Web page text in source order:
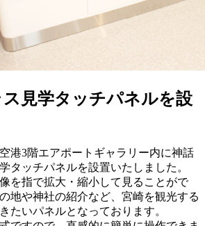
見学タッチパネルを設
港3階エアポートギャラリー内に神話
タッチパネルを設置いたしました。
を指で拡大・縮小して見ることがで
地や神社の紹介など、宮崎を観光する
たいパネルとなっております。